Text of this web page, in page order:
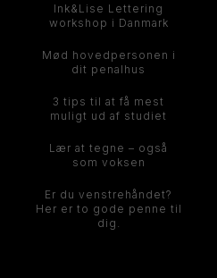
Ink&Lise Lettering
workshop i Danmark
Mød hovedpersonen i
dit penalhus
3 tips til at få mest
muligt ud af studiet
Lær at tegne – også
som voksen
Er du venstrehåndet?
Her er to gode penne til
dig.